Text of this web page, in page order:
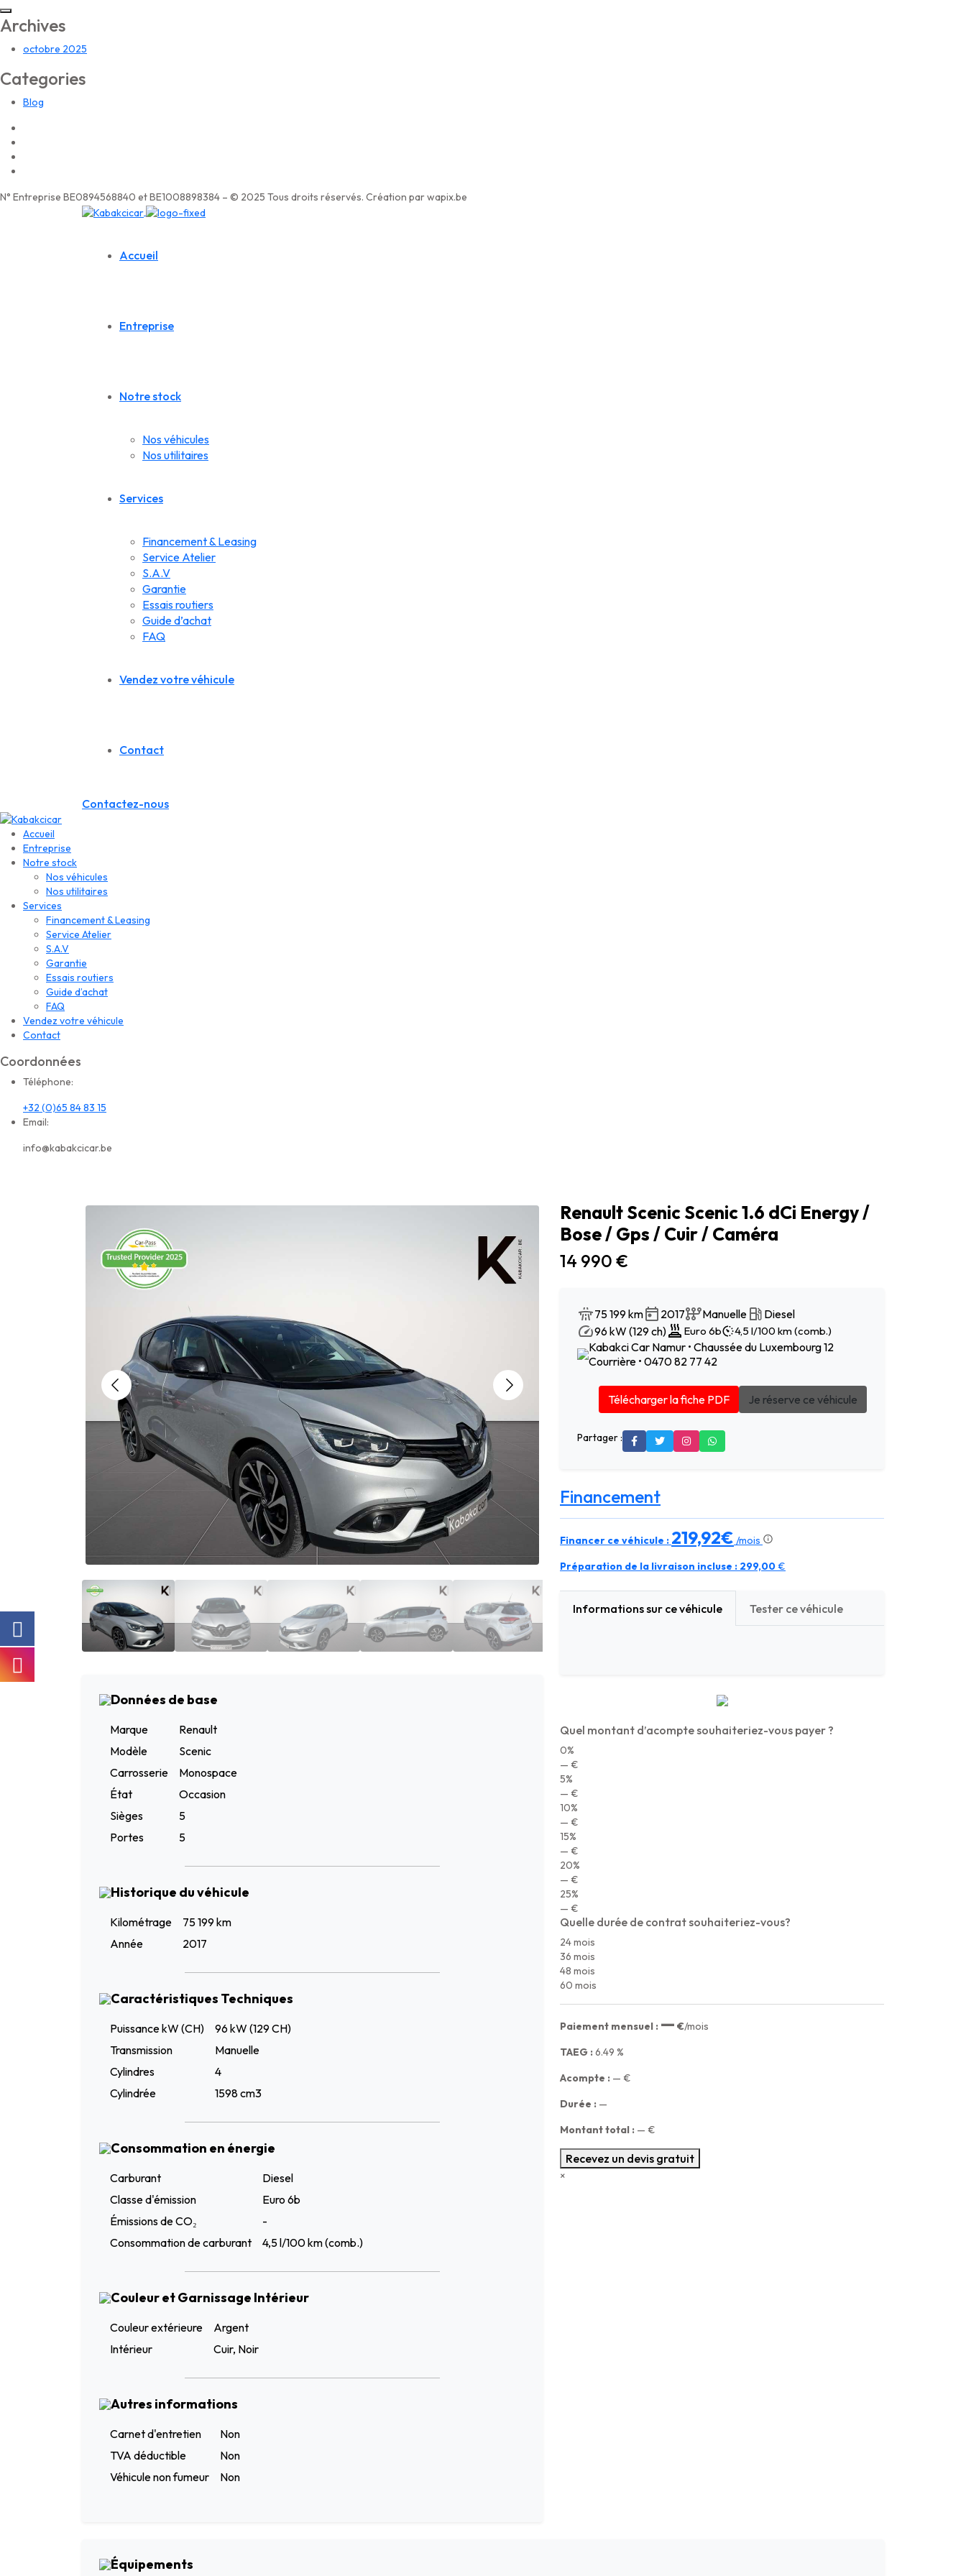
Archives
octobre 2025
Categories
Blog
N° Entreprise BE0894568840 et BE1008898384 – © 2025 Tous droits réservés. Création par wapix.be
Accueil
Entreprise
Notre stock
Nos véhicules
Nos utilitaires
Services
Financement & Leasing
Service Atelier
S.A.V
Garantie
Essais routiers
Guide d’achat
FAQ
Vendez votre véhicule
Contact
Contactez-nous
Accueil
Entreprise
Notre stock
Nos véhicules
Nos utilitaires
Services
Financement & Leasing
Service Atelier
S.A.V
Garantie
Essais routiers
Guide d’achat
FAQ
Vendez votre véhicule
Contact
Coordonnées
Téléphone:
+32 (0)65 84 83 15
Email:
info@kabakcicar.be
Données de base
Marque
Renault
Modèle
Scenic
Carrosserie
Monospace
État
Occasion
Sièges
5
Portes
5
Historique du véhicule
Kilométrage
75 199 km
Année
2017
Caractéristiques Techniques
Puissance kW (CH)
96 kW (129 CH)
Transmission
Manuelle
Cylindres
4
Cylindrée
1598 cm3
Consommation en énergie
Carburant
Diesel
Classe d'émission
Euro 6b
Émissions de CO₂
-
Consommation de carburant
4,5 l/100 km (comb.)
Couleur et Garnissage Intérieur
Couleur extérieure
Argent
Intérieur
Cuir, Noir
Autres informations
Carnet d'entretien
Non
TVA déductible
Non
Véhicule non fumeur
Non
Renault Scenic Scenic 1.6 dCi Energy /
Bose / Gps / Cuir / Caméra
14 990 €
75 199 km 2017 Manuelle
Diesel
96 kW (129 ch)
Euro 6b 4,5 l/100 km (comb.)
Kabakci Car Namur • Chaussée du Luxembourg 12
Courrière • 0470 82 77 42
Télécharger la fiche PDF Je réserve ce véhicule
Partager :
Financement
Financer ce véhicule : 219,92€ /mois
Préparation de la livraison incluse : 299,00€
Informations sur ce véhicule Tester ce véhicule
Quel montant d’acompte souhaiteriez-vous payer ?
0%
— €
5%
— €
10%
— €
15%
— €
20%
— €
25%
— €
Quelle durée de contrat souhaiteriez-vous?
24 mois
36 mois
48 mois
60 mois
Paiement mensuel : — €/mois
TAEG : 6.49 %
Acompte : — €
Durée : —
Montant total : — €
Recevez un devis gratuit
×
Équipements